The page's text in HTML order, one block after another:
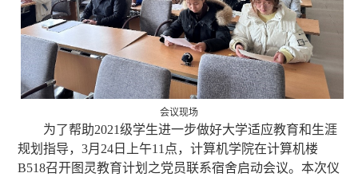
会议现场
为了帮助2021级学生进一步做好大学适应教育和生涯
规划指导， 3月 24日上午11 点，计算机学院在计算机楼
B518召开图灵教育计划之党员联系宿舍启动会议。本次仪